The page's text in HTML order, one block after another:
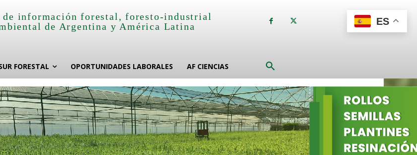
de información forestal, foresto-industrial
de Argentina y América Latina
FORESTAL OPORTUNIDADES LABORALES AF CIENCIAS
ES